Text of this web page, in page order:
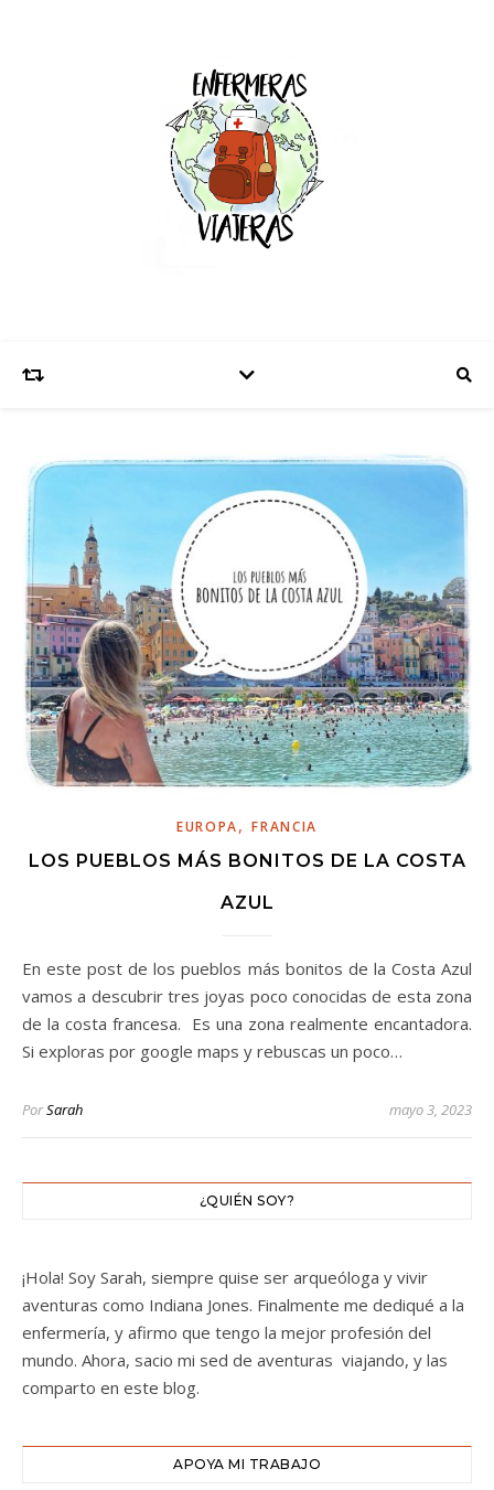
EUROPA,FRANCIA
LOS PUEBLOS MÁS BONITOS DE LA COSTA
AZUL
En este post de los pueblos más bonitos de la Costa Azul
vamos a descubrir tres joyas poco conocidas de esta zona
de la costa francesa. Es una zona realmente encantadora.
Si exploras por google maps y rebuscas un poco…
PorSarah mayo 3, 2023
¿QUIÉN SOY?
¡Hola! Soy Sarah, siempre quise ser arqueóloga y vivir
aventuras como Indiana Jones. Finalmente me dediqué a la
enfermería, y afirmo que tengo la mejor profesión del
mundo. Ahora, sacio mi sed de aventuras viajando, y las
comparto en este blog.
APOYA MI TRABAJO